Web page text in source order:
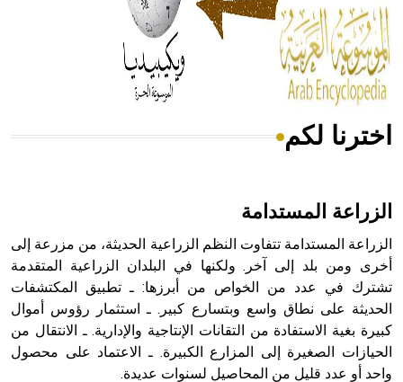
- هل تعلم أن المرجان إفراز حيواني يتكون في البحر ويتركب
من مادة كربونات الكلسيوم، وهو أحمر أو شديد الحمرة وهو
أجود أنواعه، ويمتاز بكبر الحجم ويسمى الش
هل تعلم أن الأبسيد كلمة فرنسية اللفظ تم اعتمادها مصطلحاً
- هل تعلم أن أبجر Abgar اسم معروف جيداً يعود إلى عدد من
الملوك الذين حكموا مدينة إديسا (الرها) من أبجر الأول وحتى
التاسع، وهم ينتسبون إلى أسرة أوسروين
اخترنا لكم
الزراعة المستدامة
الزراعة المستدامة تتفاوت النظم الزراعية الحديثة، من مزرعة إلى
أخرى ومن بلد إلى آخر. ولكنها في البلدان الزراعية المتقدمة
تشترك في عدد من الخواص من أبرزها: ـ تطبيق المكتشفات
الحديثة على نطاق واسع وبتسارع كبير. ـ استثمار رؤوس أموال
كبيرة بغية الاستفادة من التقانات الإنتاجية والإدارية. ـ الانتقال من
الحيازات الصغيرة إلى المزارع الكبيرة. ـ الاعتماد على محصول
واحد أو عدد قليل من المحاصيل لسنوات عديدة.